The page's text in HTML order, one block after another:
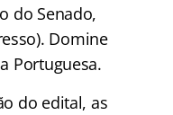
do Senado,
Domine
Portuguesa.
do edital, as